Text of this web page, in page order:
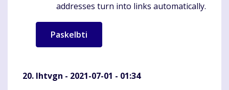
addresses turn into links automatically.
Ihtvgn - 2021-07-01 - 01:34